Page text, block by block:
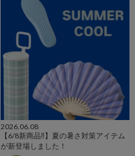
2026.06.08
【6/8新商品‼️】夏の暑さ対策アイテム
が新登場しました！